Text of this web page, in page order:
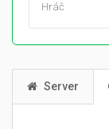
Hráč
Server